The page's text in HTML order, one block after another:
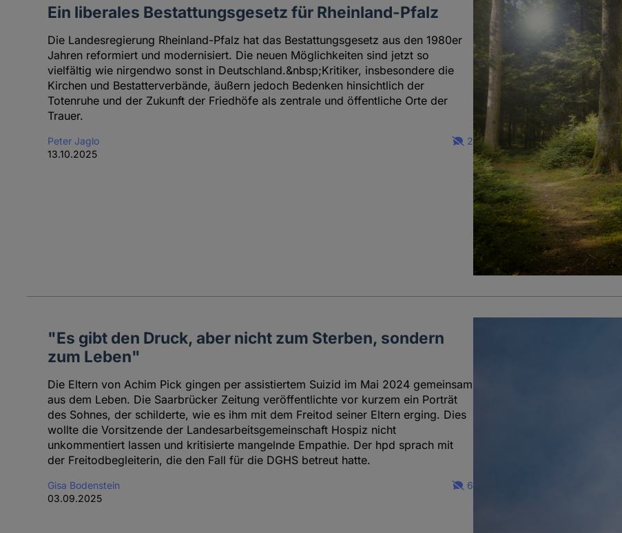
Ein liberales Bestattungsgesetz für Rheinland-Pfalz
Die Landesregierung Rheinland-Pfalz hat das Bestattungsgesetz aus den 1980er
Jahren reformiert und modernisiert. Die neuen Möglichkeiten sind jetzt so
vielfältig wie nirgendwo sonst in Deutschland.&nbsp;Kritiker, insbesondere die
Kirchen und Bestatterverbände, äußern jedoch Bedenken hinsichtlich der
Totenruhe und der Zukunft der Friedhöfe als zentrale und öffentliche Orte der
Trauer.
Peter Jaglo
13.10.2025
2
"Es gibt den Druck, aber nicht zum Sterben, sondern
zum Leben"
Die Eltern von Achim Pick gingen per assistiertem Suizid im Mai 2024 gemeinsam
aus dem Leben. Die Saarbrücker Zeitung veröffentlichte vor kurzem ein Porträt
des Sohnes, der schilderte, wie es ihm mit dem Freitod seiner Eltern erging. Dies
wollte die Vorsitzende der Landesarbeitsgemeinschaft Hospiz nicht
unkommentiert lassen und kritisierte mangelnde Empathie. Der hpd sprach mit
der Freitodbegleiterin, die den Fall für die DGHS betreut hatte.
Gisa Bodenstein
03.09.2025
6